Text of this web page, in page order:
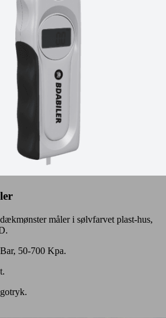
måler i sølvfarvet plast-hus,
50-700 Kpa.